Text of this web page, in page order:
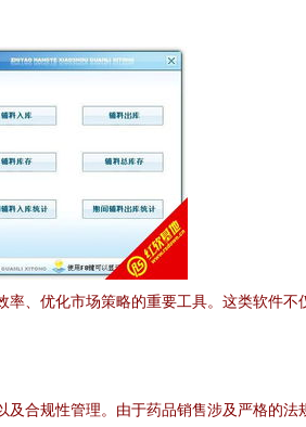
、优化市场策略的重要工具。这类软件不
合规性管理。由于药品销售涉及严格的